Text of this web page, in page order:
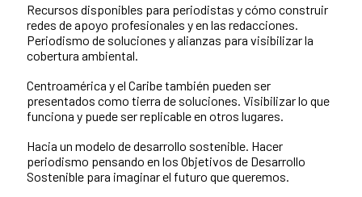
Recursos disponibles para periodistas y cómo construir
redes de apoyo profesionales y en las redacciones.
Periodismo de soluciones y alianzas para visibilizar la
cobertura ambiental.
Centroamérica y el Caribe también pueden ser
presentados como tierra de soluciones. Visibilizar lo que
funciona y puede ser replicable en otros lugares.
Hacia un modelo de desarrollo sostenible. Hacer
periodismo pensando en los Objetivos de Desarrollo
Sostenible para imaginar el futuro que queremos.